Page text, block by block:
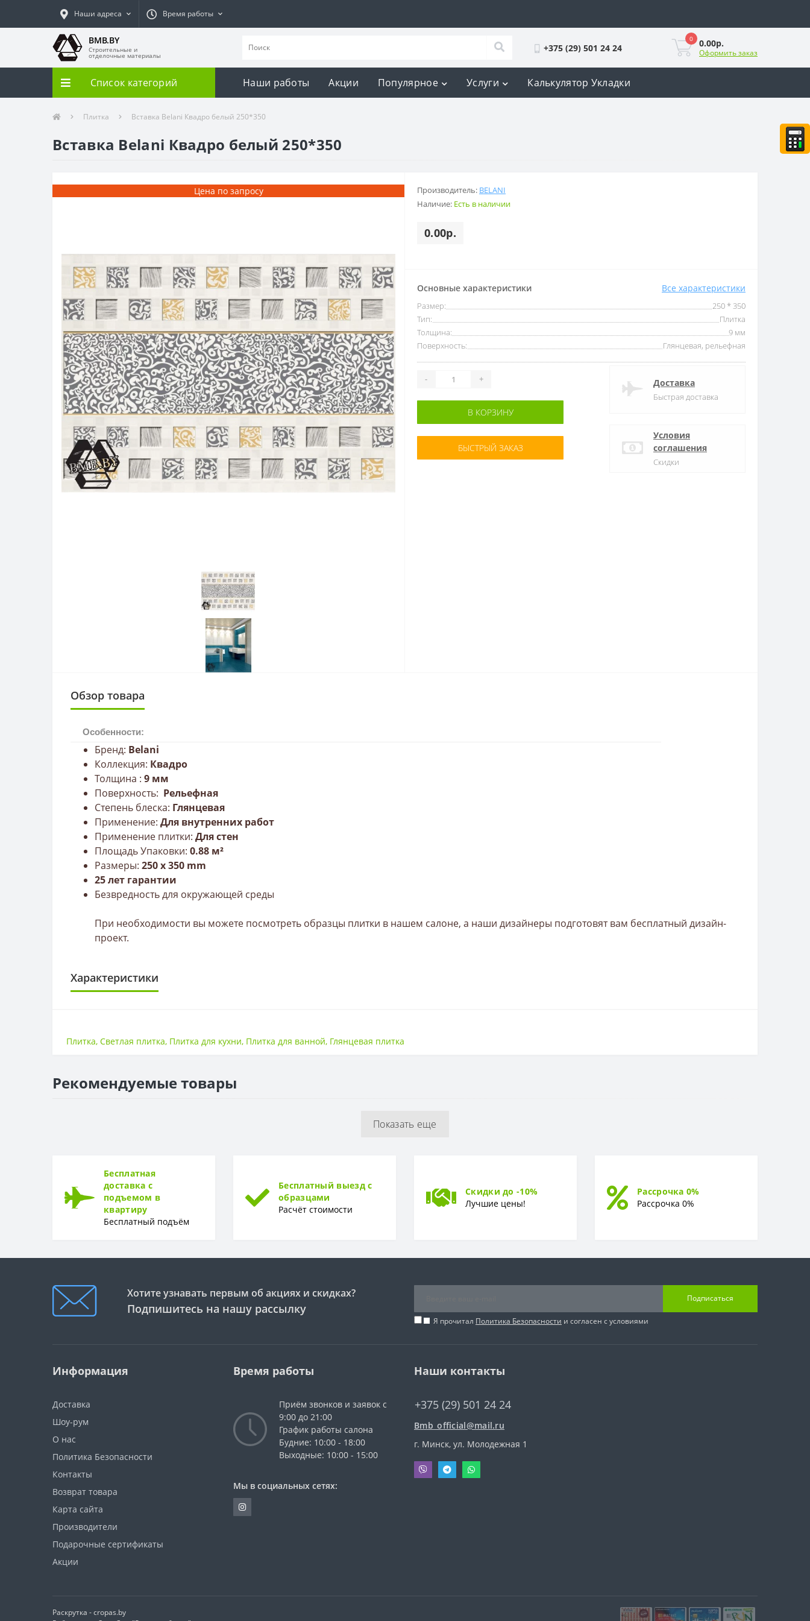
Наши адреса Время работы
BMB.BY
Строительные и
отделочные материалы
+375 (29) 501 24 24
0 0.00р.
Оформить заказ
Список категорий Наши работы Акции Популярное Услуги Калькулятор Укладки
Плитка Вставка Belani Квадро белый 250*350
Вставка Belani Квадро белый 250*350
Цена по запросу Производитель: BELANI
Наличие: Есть в наличии
0.00р.
Основные характеристики Все характеристики
Размер:
250 * 350
Тип:
Плитка
Толщина:
9 мм
Поверхность:
Глянцевая, рельефная
- +
В КОРЗИНУ
БЫСТРЫЙ ЗАКАЗ
Доставка
Быстрая доставка
Условия
соглашения
Скидки
Обзор товара
Особенности:
Бренд: Belani
Коллекция: Квадро
Толщина : 9 мм
Поверхность: Рельефная
Степень блеска: Глянцевая
Применение: Для внутренних работ
Применение плитки: Для стен
Площадь Упаковки: 0.88 м²
Размеры: 250 х 350 mm
25 лет гарантии
Безвредность для окружающей среды
При необходимости вы можете посмотреть образцы плитки в нашем салоне, а наши дизайнеры подготовят вам бесплатный дизайн-
проект.
Характеристики
Тип
ПОВЕРХНОСТЬ
Плитка,Светлая плитка, Плитка для кухни, Плитка для ванной, Глянцевая плитка
Рекомендуемые товары
Показать еще
Бесплатная
доставка с
подъемом в
квартиру
Бесплатный подъём
Бесплатный выезд с
образцами
Расчёт стоимости
Скидки до -10%
Лучшие цены!
Рассрочка 0%
Рассрочка 0%
Хотите узнавать первым об акциях и скидках?
Подпишитесь на нашу рассылку
Подписаться
Я прочитал Политика Безопасности и согласен с условиями
Информация
Доставка
Шоу-рум
О нас
Политика Безопасности
Контакты
Возврат товара
Карта сайта
Производители
Подарочные сертификаты
Акции
Время работы
Приём звонков и заявок с
9:00 до 21:00
График работы салона
Будние: 10:00 - 18:00
Выходные: 10:00 - 15:00
Мы в социальных сетях:
Наши контакты
+375 (29) 501 24 24
Bmb_official@mail.ru
г. Минск, ул. Молодежная 1
Раскрутка -cropas.by